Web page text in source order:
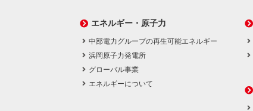
エネルギー・原子力
中部電力グループの再生可能エネルギー
浜岡原子力発電所
グローバル事業
エネルギーについて